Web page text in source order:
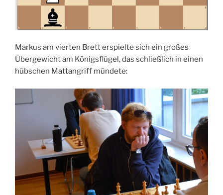
Markus am vierten Brett erspielte sich ein großes
Übergewicht am Königsflügel, das schließlich in einen
hübschen Mattangriff mündete: